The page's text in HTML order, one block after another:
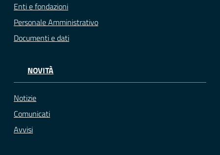
Enti e fondazioni
Personale Amministrativo
Documenti e dati
NOVITÀ
Notizie
Comunicati
Avvisi